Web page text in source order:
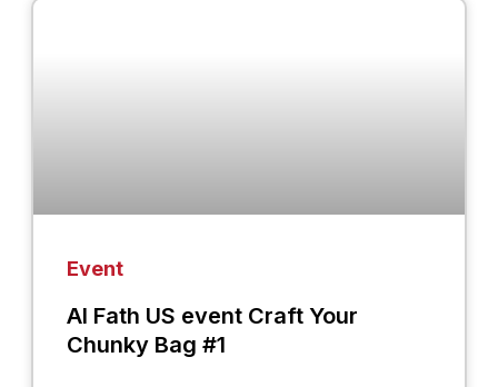
Event
Al Fath US event Craft Your
Chunky Bag #1